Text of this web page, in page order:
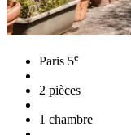
Paris 5e
2 pièces
1 chambre